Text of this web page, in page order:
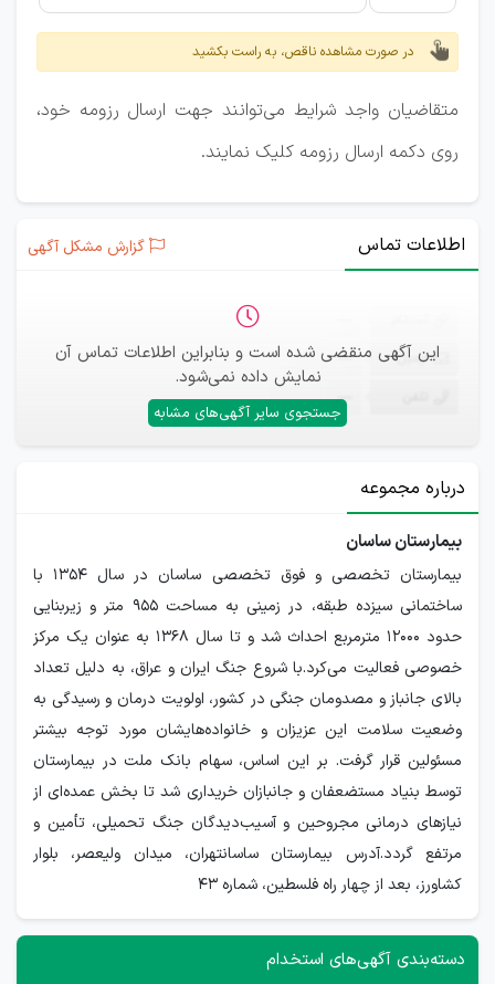
در صورت مشاهده ناقص، به راست بکشید
متقاضیان واجد شرایط می‌توانند جهت ارسال رزومه خود،
روی دکمه ارسال رزومه کلیک نمایند.
اطلاعات تماس گزارش مشکل آگهی
این آگهی منقضی شده است و بنابراین اطلاعات تماس آن
نمایش داده نمی‌شود.
جستجوی سایر آگهی‌های مشابه
ایمیل —
—
درباره مجموعه
بیمارستان ساسان
بیمارستان تخصصی و فوق تخصصی ساسان در سال ۱۳۵۴ با
ساختمانی سیزده طبقه، در زمینی به مساحت ۹۵۵ متر و زیربنایی
حدود ۱۲۰۰۰ مترمربع احداث شد و تا سال ۱۳۶۸ به عنوان یک مرکز
خصوصی فعالیت می‌کرد.با شروع جنگ ایران و عراق، به دلیل تعداد
بالای جانباز و مصدومان جنگی در کشور، اولویت درمان و رسیدگی به
وضعیت سلامت این عزیزان و خانواده‌هایشان مورد توجه بیشتر
مسئولین قرار گرفت. بر این اساس، سهام بانک ملت در بیمارستان
توسط بنیاد مستضعفان و جانبازان خریداری شد تا بخش عمده‌ای از
نیازهای درمانی مجروحین و آسیب‌دیدگان جنگ تحمیلی، تأمین و
مرتفع گردد.آدرس بیمارستان ساسانتهران، میدان ولیعصر، بلوار
کشاورز، بعد از چهار راه فلسطین، شماره ۴۳
دسته‌بندی آگهی‌های استخدام